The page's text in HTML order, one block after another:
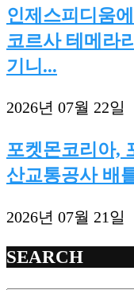
인제스피디움
코르사 테메라
기니...
2026년 07월 22일
포켓몬코리아,
산교통공사 배
2026년 07월 21일
SEARCH